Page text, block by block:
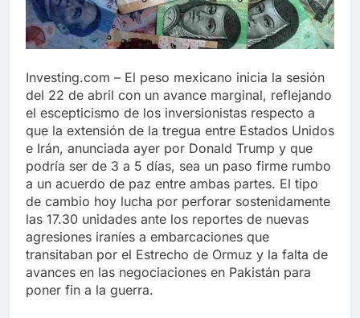
Investing.com – El peso mexicano inicia la sesión
del 22 de abril con un avance marginal, reflejando
el escepticismo de los inversionistas respecto a
que la extensión de la tregua entre Estados Unidos
e Irán, anunciada ayer por Donald Trump y que
podría ser de 3 a 5 días, sea un paso firme rumbo
a un acuerdo de paz entre ambas partes. El tipo
de cambio hoy lucha por perforar sostenidamente
las 17.30 unidades ante los reportes de nuevas
agresiones iraníes a embarcaciones que
transitaban por el Estrecho de Ormuz y la falta de
avances en las negociaciones en Pakistán para
poner fin a la guerra.